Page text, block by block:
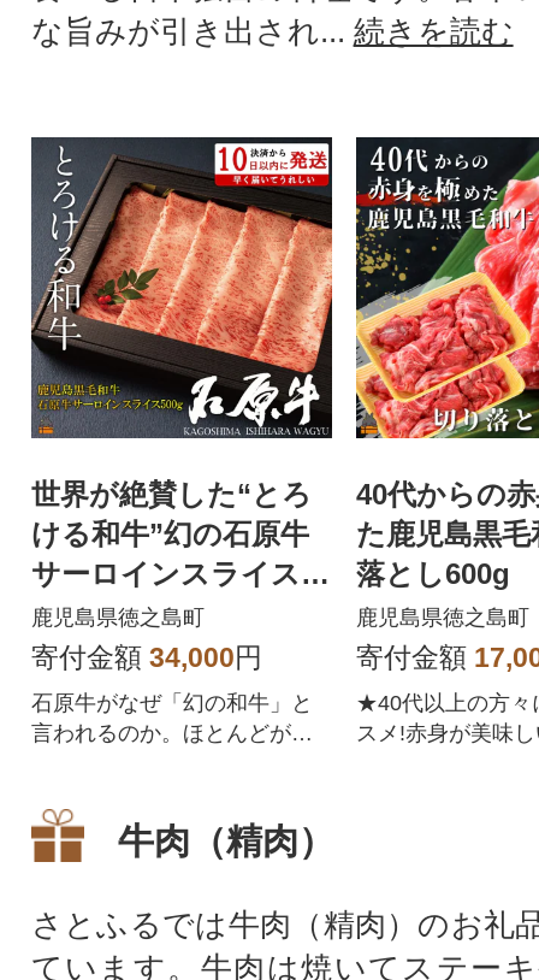
な旨みが引き出され... 続きを読む
世界が絶賛した“とろ
ける和牛”幻の石原牛
サーロインスライス50
0g
鹿児島県徳之島町
寄付金額 34,000円
石原牛がなぜ「幻の和牛」と
言われるのか。ほとんどが海
の美味しさは世界の高級レス
トランから高い評価を得てい
40代からの
た鹿児島黒
落とし600g
鹿児島県徳之島町
寄付金額
★40代以上の方々
スメ!赤身が美味
牛肉（精肉）
さとふるでは牛肉（精肉）のお礼
ています。牛肉は焼いてステー